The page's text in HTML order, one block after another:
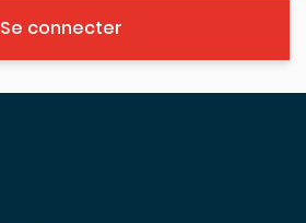
Se connecter